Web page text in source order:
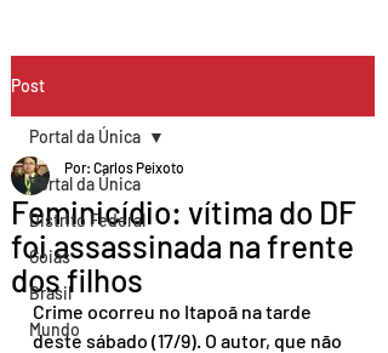
Post
Portal da Única
Distrito Federal
Goiás
Brasil
Mundo
Portal da Única
Feminicídio: vítima do DF
foi assassinada na frente
dos filhos
Por: Carlos Peixoto
Crime ocorreu no Itapoã na tarde
deste sábado (17/9). O autor, que não